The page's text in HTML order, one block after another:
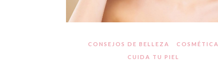
CONSEJOS DE BELLEZA
COSMÉTICA
CUIDA TU PIEL